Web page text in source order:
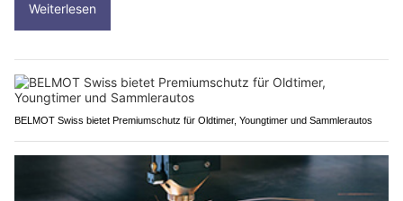
Weiterlesen
BELMOT Swiss bietet Premiumschutz für Oldtimer, Youngtimer und Sammlerautos